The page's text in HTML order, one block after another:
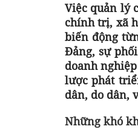
Việc quản lý
chính trị, xã
biến động
Đảng, sự
doanh
lược phát
dân, do dân,
Những khó